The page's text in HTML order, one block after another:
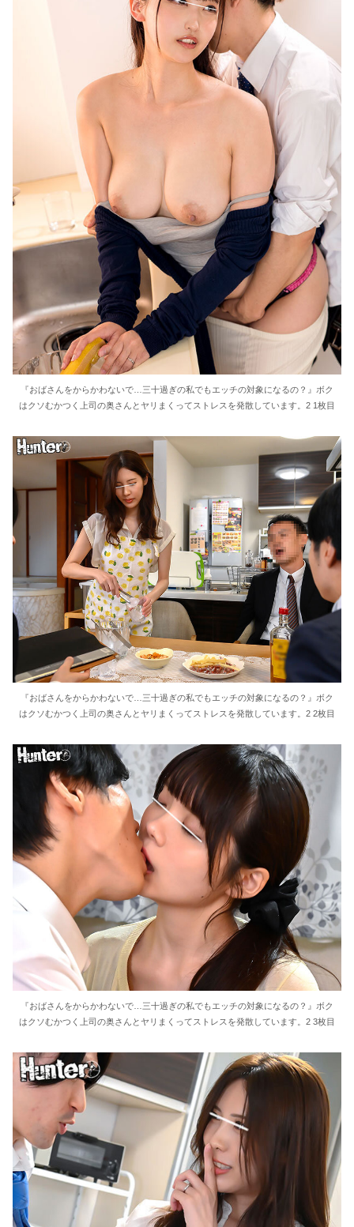
【画像】イケおじ(54)、JK10人とハメ撮り770本撮って逮捕www
【画像】森高千里(56) 「ミニスカートはとてもムリよ若い子には負けるわwww」⇒♡
過激すぎる美麗OL4時間 PremierRemix 08
妖艶着物女将 旅行客を身体の先まで癒す秘境の老舗旅館 愛田るか
ナイスマッチ.fav049
職場の人妻と不倫をして、ついに、、、
キレイな高2の従妹と
蛍大名・京極高次を語ろう
光GENJI、サブスク＆DL配信が解禁！リリース当時の日付に順次配信予定
音羽紀香 お股ぱっくりマッサージがいいですね～！
東大教授「今は織田信長は天才ではなく凡人だったという説が強いがそれは違うと思う」
激しく揺れる小さな胸が愛おしくてたまらない
【ＳＭ・調教】出会い系でエッチした最高のドＭ女
日本政府の突然のビザ厳格化に中国人から批判殺到。「もう鎖国しろ」「あきれてモノ言えない」
松居一代 画像36枚【ヌード】
素人ＡＶ面接 ~ロリ娘にセクシーランジェリーを着せて生中ハメ~
まんチラの誘惑 ~ダチの母ちゃんと~
アラサー喪女の暴走オーガズム
月刊 古瀬玲
激しめイラマが好き！
【画像】人気Vチューバーさん、とんでもない姿を披露ｗｗｗｗｗｗｗｗｗｗ 他
【悲報】2050年の日本、独身ボッチ祭りが現実になるとかｗｗｗｗ 他
Powered by livedoor 相互RSS
『おばさんをからかわないで…三十過ぎの私でもエッチの対象になるの？』ボク
はクソむかつく上司の奥さんとヤリまくってストレスを発散しています。2 1枚目
『おばさんをからかわないで…三十過ぎの私でもエッチの対象になるの？』ボク
はクソむかつく上司の奥さんとヤリまくってストレスを発散しています。2 2枚目
『おばさんをからかわないで…三十過ぎの私でもエッチの対象になるの？』ボク
はクソむかつく上司の奥さんとヤリまくってストレスを発散しています。2 3枚目